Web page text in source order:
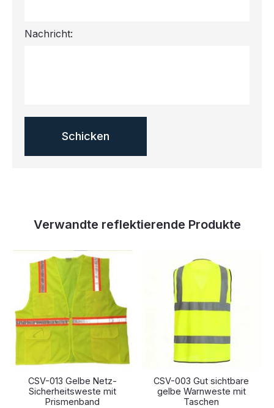
Nachricht:
Verwandte reflektierende Produkte
CSV-013 Gelbe Netz-
Sicherheitsweste mit
Prismenband
CSV-003 Gut sichtbare
gelbe Warnweste mit
Taschen